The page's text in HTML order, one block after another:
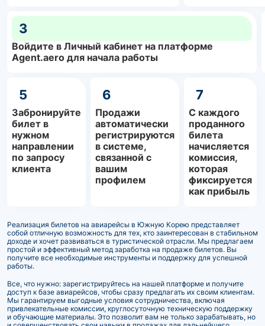
3
Войдите в Личный кабинет на платформе
Agent.aero для начала работы
5
Забронируйте
билет в
нужном
направлении
по запросу
клиента
6
Продажи
автоматически
регистрируются
в системе,
связанной с
вашим
профилем
7
С каждого
проданного
билета
начисляется
комиссия,
которая
фиксируется
как прибыль
Реализация билетов на авиарейсы в Южную Корею представляет
собой отличную возможность для тех, кто заинтересован в стабильном
доходе и хочет развиваться в туристической отрасли. Мы предлагаем
простой и эффективный метод заработка на продаже билетов. Вы
получите все необходимые инструменты и поддержку для успешной
работы.
Все, что нужно: зарегистрируйтесь на нашей платформе и получите
доступ к базе авиарейсов, чтобы сразу предлагать их своим клиентам.
Мы гарантируем выгодные условия сотрудничества, включая
привлекательные комиссии, круглосуточную техническую поддержку
и обучающие материалы. Это позволит вам не только зарабатывать, но